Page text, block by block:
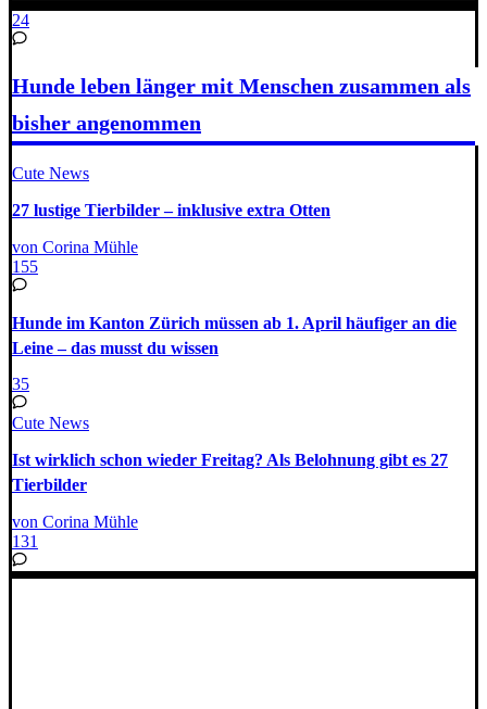
24
Hunde leben länger mit Menschen zusammen als
bisher angenommen
Cute News
27 lustige Tierbilder – inklusive extra Otten
von Corina Mühle
155
Hunde im Kanton Zürich müssen ab 1. April häufiger an die
Leine – das musst du wissen
35
Cute News
Ist wirklich schon wieder Freitag? Als Belohnung gibt es 27
Tierbilder
von Corina Mühle
131